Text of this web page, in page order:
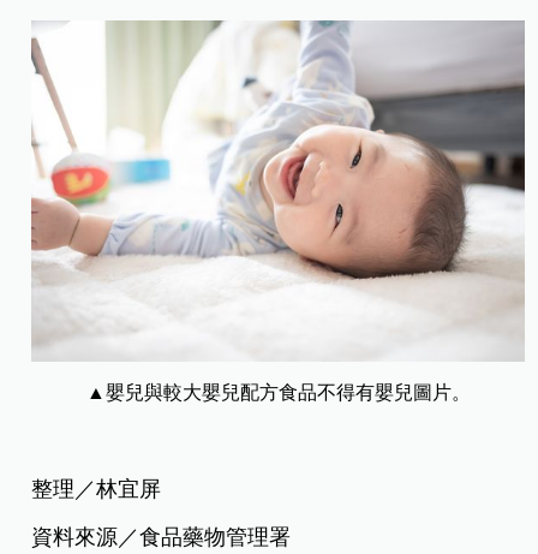
▲嬰兒與較大嬰兒配方食品不得有嬰兒圖片。
整理／林宜屏
資料來源／食品藥物管理署